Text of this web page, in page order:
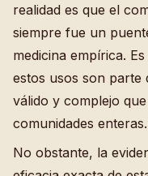
realidad es que el
siempre fue un
medicina empírica.
estos usos son parte
válido y complejo
comunidades enteras.
No obstante, la